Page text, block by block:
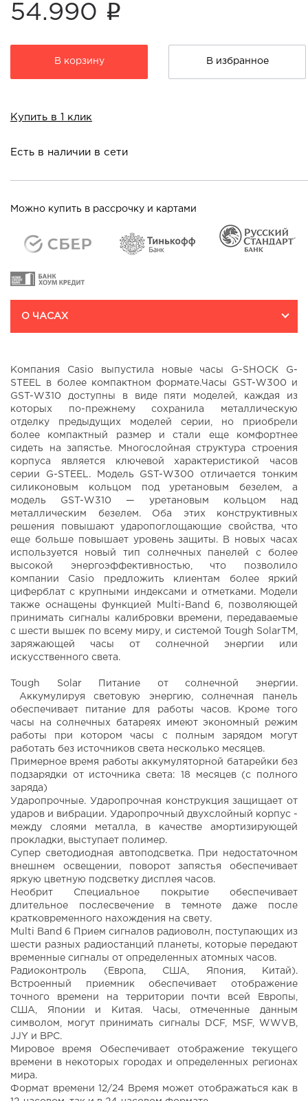
54.990 i
В корзину В избранное
Купить в 1 клик
Есть в наличии в сети
Можно купить в рассрочку и картами
О ЧАСАХ
Компания Casio выпустила новые часы G-SHOCK G-
STEEL в более компактном формате.Часы GST-W300 и
GST-W310 доступны в виде пяти моделей, каждая из
которых по-прежнему сохранила металлическую
отделку предыдущих моделей серии, но приобрели
более компактный размер и стали еще комфортнее
сидеть на запястье. Многослойная структура строения
корпуса является ключевой характеристикой часов
серии G-STEEL. Модель GST-W300 отличается тонким
силиконовым кольцом под уретановым безелем, а
модель GST-W310 — уретановым кольцом над
металлическим безелем. Оба этих конструктивных
решения повышают ударопоглощающие свойства, что
еще больше повышает уровень защиты. В новых часах
используется новый тип солнечных панелей с более
высокой энергоэффективностью, что позволило
компании Casio предложить клиентам более яркий
циферблат с крупными индексами и отметками. Модели
также оснащены функцией Multi-Band 6, позволяющей
принимать сигналы калибровки времени, передаваемые
с шести вышек по всему миру, и системой Tough SolarTM,
заряжающей часы от солнечной энергии или
искусственного света.
Tough Solar Питание от солнечной энергии.
Аккумулируя световую энергию, солнечная панель
обеспечивает питание для работы часов. Кроме того
часы на солнечных батареях имеют экономный режим
работы при котором часы с полным зарядом могут
работать без источников света несколько месяцев.
Примерное время работы аккумуляторной батарейки без
подзарядки от источника света: 18 месяцев (с полного
заряда)
Ударопрочные. Ударопрочная конструкция защищает от
ударов и вибрации. Ударопрочный двухслойный корпус -
между слоями металла, в качестве амортизирующей
прокладки, выступает полимер.
Супер светодиодная автоподсветка. При недостаточном
внешнем освещении, поворот запястья обеспечивает
яркую цветную подсветку дисплея часов.
Необрит Специальное покрытие обеспечивает
длительное послесвечение в темноте даже после
кратковременного нахождения на свету.
Multi Band 6 Прием сигналов радиоволн, поступающих из
шести разных радиостанций планеты, которые передают
временные сигналы от определенных атомных часов.
Радиоконтроль (Европа, США, Япония, Китай).
Встроенный приемник обеспечивает отображение
точного времени на территории почти всей Европы,
США, Японии и Китая. Часы, отмеченные данным
символом, могут принимать сигналы DCF, MSF, WWVB,
JJY и BPC.
Мировое время Обеспечивает отображение текущего
времени в некоторых городах и определенных регионах
мира.
Формат времени 12/24 Время может отображаться как в